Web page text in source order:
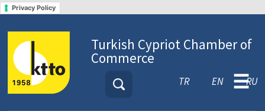
Privacy Policy
Turkish Cypriot Chamber of
Commerce
TR EN RU
☰